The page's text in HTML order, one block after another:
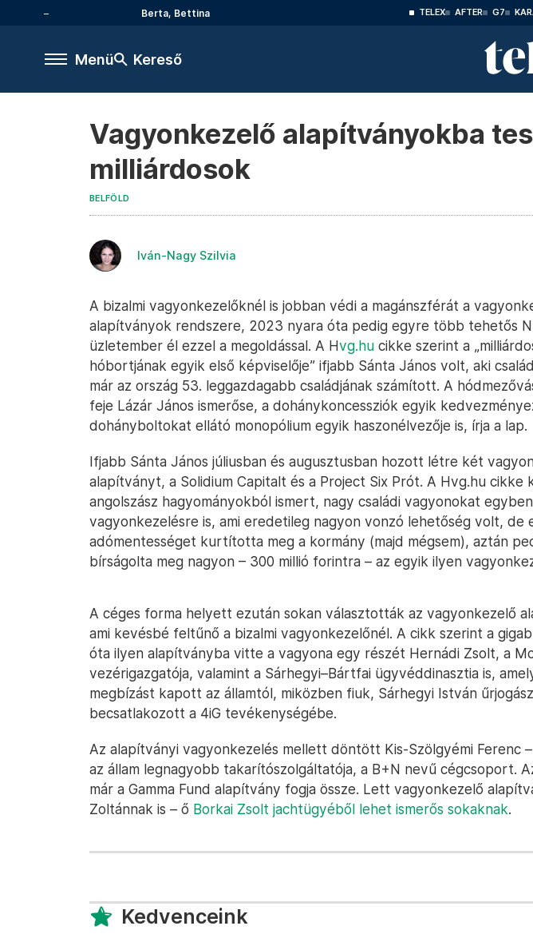
Berta, Bettina TELEX AFTER G7
Menü Kereső
Vagyonkezelő alapítványokba
milliárdosok
BELFÖLD
Iván-Nagy Szilvia
A bizalmi vagyonkezelőknél is jobban védi a magánszférát a
alapítványok rendszere, 2023 nyara óta pedig egyre több tehetős
üzletember él ezzel a megoldással. A Hvg.hu cikke szerint a
hóbortjának egyik első képviselője” ifjabb Sánta János volt, aki
már az ország 53. leggazdagabb családjának számított. A
feje Lázár János ismerőse, a dohánykoncessziók egyik
dohányboltokat ellátó monopólium egyik haszonélvezője is, írja a lap.
Ifjabb Sánta János júliusban és augusztusban hozott létre két
alapítványt, a Solidium Capitalt és a Project Six Prót. A Hvg.hu cikke
angolszász hagyományokból ismert, nagy családi vagyonokat
vagyonkezelésre is, ami eredetileg nagyon vonzó lehetőség volt, de
adómentességet kurtította meg a kormány (majd mégsem), aztán
bírságolta meg nagyon – 300 millió forintra – az egyik ilyen
A céges forma helyett ezután sokan választották az vagyonkezelő
ami kevésbé feltűnő a bizalmi vagyonkezelőnél. A cikk szerint a
óta ilyen alapítványba vitte a vagyona egy részét Hernádi Zsolt, a
vezérigazgatója, valamint a Sárhegyi–Bártfai ügyvéddinasztia is,
megbízást kapott az államtól, miközben fiuk, Sárhegyi István
becsatlakozott a 4iG tevékenységébe.
Az alapítványi vagyonkezelés mellett döntött Kis-Szölgyémi Ferenc
az állam legnagyobb takarítószolgáltatója, a B+N nevű cégcsoport.
már a Gamma Fund alapítvány fogja össze. Lett vagyonkezelő
Zoltánnak is – ő Borkai Zsolt jachtügyéből lehet ismerős sokaknak.
Kedvenceink